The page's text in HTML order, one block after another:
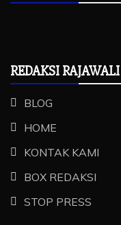
REDAKSI
BLOG
HOME
KONTAK KAMI
BOX REDAKSI
STOP PRESS